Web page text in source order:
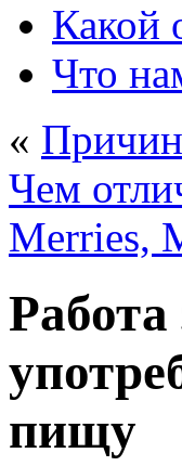
Какой
Что
«
Чем
Merries,
пищу